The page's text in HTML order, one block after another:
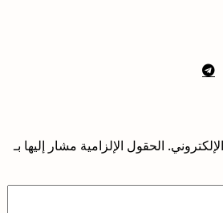
الحقول الإلزامية مشار إليها بـ